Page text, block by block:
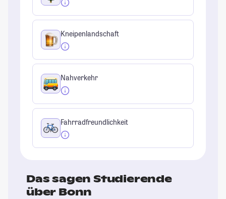
Kneipenlandschaft
Nahverkehr
Fahrradfreundlichkeit
Das sagen Studierende
über Bonn